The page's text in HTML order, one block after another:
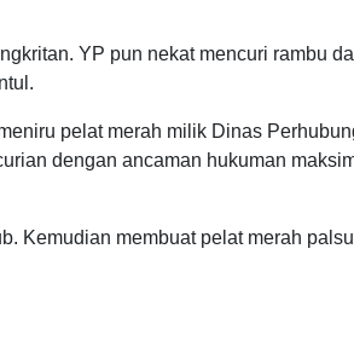
YP pun nekat mencuri rambu
pelat merah milik Dinas
dengan ancaman hukuman
Kemudian membuat pelat merah